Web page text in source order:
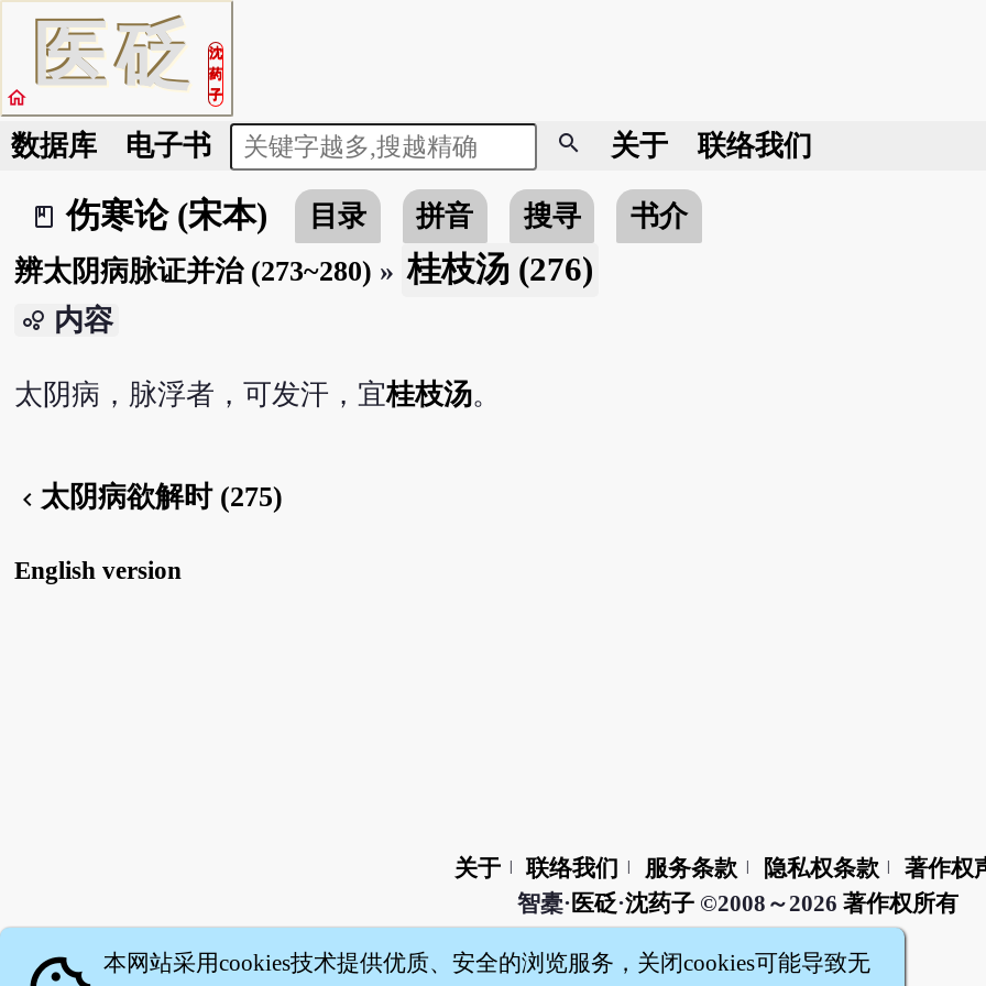
医砭
沈
药
子
home
数据库 电子书 search 关于 联络我们
book_2
伤寒论 (宋本) 目录 拼音 搜寻
书介
辨太阴病脉证并治 (273~280) » 桂枝汤 (276)
bubble_chart 内容
太阴病，脉浮者，可发汗，宜桂枝汤。
chevron_left 太阴病欲解时 (275)
English version
关于 联络我们 服务条款 隐私权条款
著作权
智橐· 医砭·沈药子©2008～2026 著作权所有
本网站采用cookies技术提供优质、安全的浏览服务，关闭cookies可能导致无